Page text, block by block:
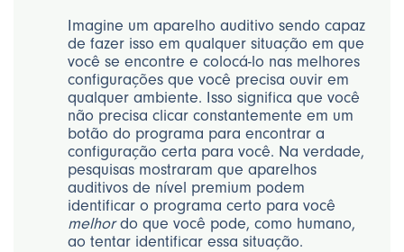
Imagine um aparelho auditivo sendo capaz
de fazer isso em qualquer situação em que
você se encontre e colocá-lo nas melhores
configurações que você precisa ouvir em
qualquer ambiente. Isso significa que você
não precisa clicar constantemente em um
botão do programa para encontrar a
configuração certa para você. Na verdade,
pesquisas mostraram que aparelhos
auditivos de nível premium podem
identificar o programa certo para você
melhordo que você pode, como humano,
ao tentar identificar essa situação.